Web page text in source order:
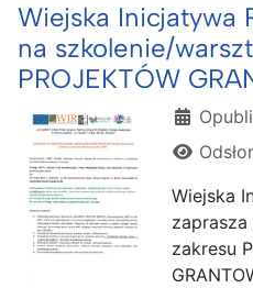
Wiejska Inicjatywa
na szkolenie/
PROJEKTÓW
Wiejska
zakresu